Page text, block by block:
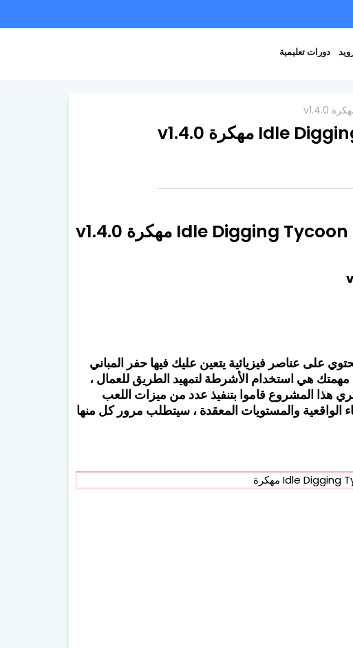
دورات تعليمية
على عناصر فيزيائية يتعين عليك فيها حفر المباني
هي استخدام الأشرطة لتمهيد الطريق للعمال ،
هذا المشروع قاموا بتنفيذ عدد من ميزات اللعب
الواقعية والمستويات المعقدة ، سيتطلب مرور كل منها